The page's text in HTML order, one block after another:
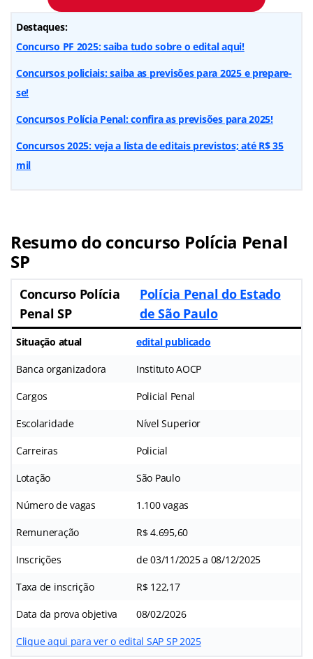
Destaques:
Concurso PF 2025: saiba tudo sobre o edital aqui!
Concursos policiais: saiba as previsões para 2025 e prepare-
se!
Concursos Polícia Penal: confira as previsões para 2025!
Concursos 2025: veja a lista de editais previstos; até R$ 35
mil
Resumo do concurso Polícia Penal
SP
Concurso Polícia
Penal SP
Polícia Penal do Estado
de São Paulo
Situação atual edital publicado
Banca organizadora Instituto AOCP
Cargos Policial Penal
Escolaridade Nível Superior
Carreiras Policial
Lotação São Paulo
Número de vagas 1.100 vagas
Remuneração R$ 4.695,60
Inscrições de 03/11/2025 a 08/12/2025
Taxa de inscrição R$ 122,17
Data da prova objetiva 08/02/2026
Clique aqui para ver o edital SAP SP 2025